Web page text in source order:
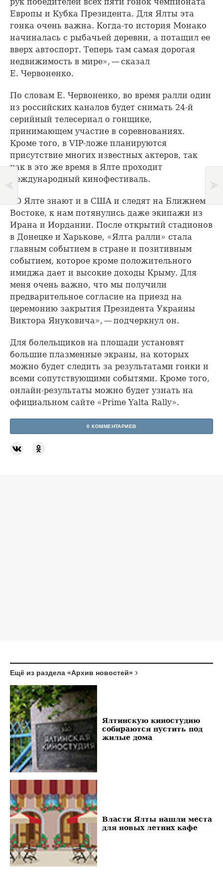
Европы и Кубка Президента. Для Ялты эта
гонка очень важна. Когда-то история Монако
начиналась с рыбачьей деревни, а потащил ее
вверх автоспорт. Теперь там самая дорогая
недвижимость в мире», — сказал
Е. Червоненко.
По словам Е. Червоненко, во время ралли один
из российских каналов будет снимать 24-й
серийный телесериал о гонщике,
принимающем участие в соревнованиях.
Кроме того, в VIP-ложе планируются
присутствие многих известных актеров, так
как в это же время в Ялте проходит
международный кинофестиваль.
«О Ялте знают и в США и следят на Ближнем
Востоке, к нам потянулись даже экипажи из
Ирана и Иордании. После открытий стадионов
в Донецке и Харькове, «Ялта ралли» стала
главным событием в стране и позитивным
событием, которое кроме положительного
имиджа дает и высокие доходы Крыму. Для
меня очень важно, что мы получили
предварительное согласие на приезд на
церемонию закрытия Президента Украины
Виктора Януковича», — подчеркнул он.
Для болельщиков на площади установят
большие плазменные экраны, на которых
можно будет следить за результатами гонки и
всеми сопутствующими событями. Кроме того,
онлайн-результаты можно будет узнать на
официальном сайте «Prime Yalta Rally».
0 КОММЕНТАРИЕВ
Ещё из раздела «Архив новостей»
Ялтинскую киностудию
собираются пустить под
жилые дома
Власти Ялты нашли места
для новых летних кафе